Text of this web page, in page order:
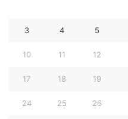
3 4 5
10 11 12
17 18 19
24 25 26